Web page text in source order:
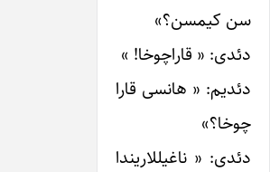
سن کیمسن؟»
دئدی: « قاراچوخا! »
دئدیم: « هانسی قارا
چوخا؟»
دئدی: « ناغیللاریندا